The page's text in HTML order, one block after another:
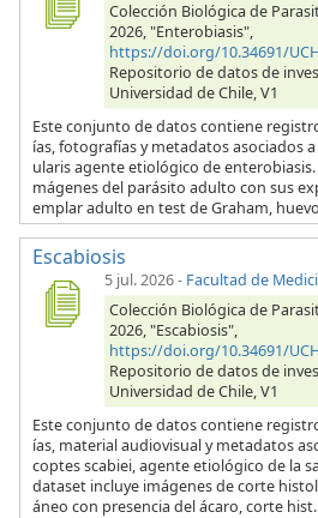
Colección Biológica de
2026, "Enterobiasis",
https://doi.org/10.34691/
Repositorio de datos de
Universidad de Chile, V1
Este conjunto de datos contiene
ías, fotografías y metadatos asociados
ularis agente etiológico de
mágenes del parásito adulto con sus
emplar adulto en test de Graham,
Escabiosis
5 jul. 2026- Facultad de
Colección Biológica de
2026, "Escabiosis",
https://doi.org/10.34691/
Repositorio de datos de
Universidad de Chile, V1
Este conjunto de datos contiene
ías, material audiovisual y metadatos
coptes scabiei, agente etiológico de la
dataset incluye imágenes de corte
áneo con presencia del ácaro, corte